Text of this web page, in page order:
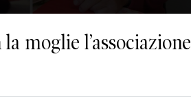
moglie l’associazione